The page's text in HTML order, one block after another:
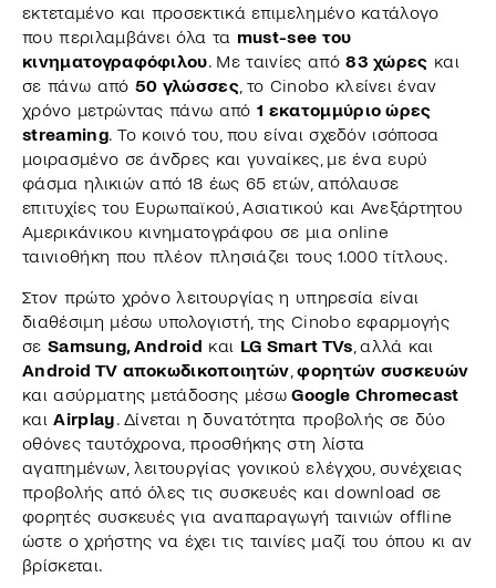
εκτεταμένο και προσεκτικά επιμελημένο κατάλογο
που περιλαμβάνει όλα τα must-see του
κινηματογραφόφιλου. Με ταινίες από83 χώρες και
σε πάνω από 50 γλώσσες , το Cinobo κλείνει έναν
χρόνο μετρώντας πάνω από1 εκατομμύριο ώρες
streaming. Το κοινό του, που είναι σχεδόν ισόποσα
μοιρασμένο σε άνδρες και γυναίκες, με ένα ευρύ
φάσμα ηλικιών από 18 έως 65 ετών, απόλαυσε
επιτυχίες του Ευρωπαϊκού, Ασιατικού και Ανεξάρτητου
Αμερικάνικου κινηματογράφου σε μια online
ταινιοθήκη που πλέον πλησιάζει τους 1.000 τίτλους.
Στον πρώτο χρόνο λειτουργίας η υπηρεσία είναι
διαθέσιμη μέσω υπολογιστή, της Cinobo εφαρμογής
σε Samsung, Android και LG Smart TVs , αλλά και
Android TV αποκωδικοποιητών ,φορητών συσκευών
και ασύρματης μετάδοσης μέσωGoogle Chromecast
καιAirplay. Δίνεται η δυνατότητα προβολής σε δύο
οθόνες ταυτόχρονα, προσθήκης στη λίστα
αγαπημένων, λειτουργίας γονικού ελέγχου, συνέχειας
προβολής από όλες τις συσκευές και download σε
φορητές συσκευές για αναπαραγωγή ταινιών offline
ώστε ο χρήστης να έχει τις ταινίες μαζί του όπου κι αν
βρίσκεται.